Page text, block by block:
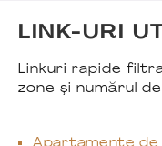
LINK-URI
Linkuri rapide
zone și numărul